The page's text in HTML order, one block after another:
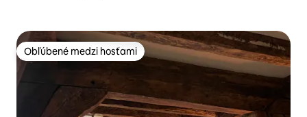
Obľúbené medzi hosťami
Obľúbené medzi hosťami